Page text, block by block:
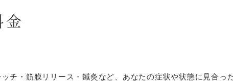
チ・筋膜リリース・鍼灸など、あなたの症状や状態に見合っ